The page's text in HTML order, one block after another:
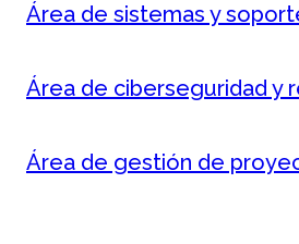
Área de sistemas y
Área de ciberseguridad y
Área de gestión de